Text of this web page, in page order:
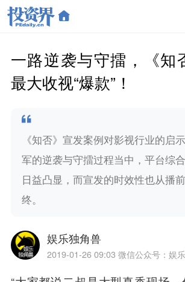
一路逆袭与守擂，《知
最大收视“爆款”！
《知否》宣发案例对影视行业的启
军的逆袭与守擂过程当中，平台综
日益凸显，而宣发的时效性也从播
终。
娱乐独角兽
2019-01-26 09:03 微信公众号：娱